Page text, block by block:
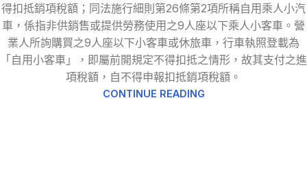
得扣抵銷項稅額；同法施行細則第26條第2項所稱自用乘人小汽
車，係指非供銷售或提供勞務使用之9人座以下乘人小客車。營
業人所詢購買之9人座以下小客車或休旅車，行車執照登載為
「自用小客車」，即屬前開規定不得扣抵之情形，故其支付之進
項稅額，自不得申報扣抵銷項稅額。
CONTINUE READING